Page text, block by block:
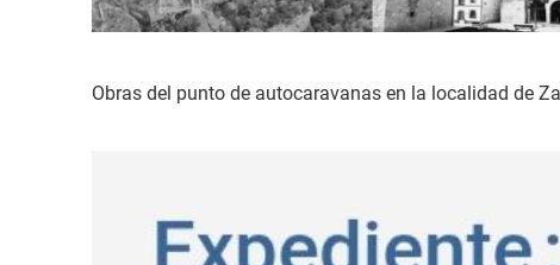
Obras del punto de autocaravanas en la localidad de